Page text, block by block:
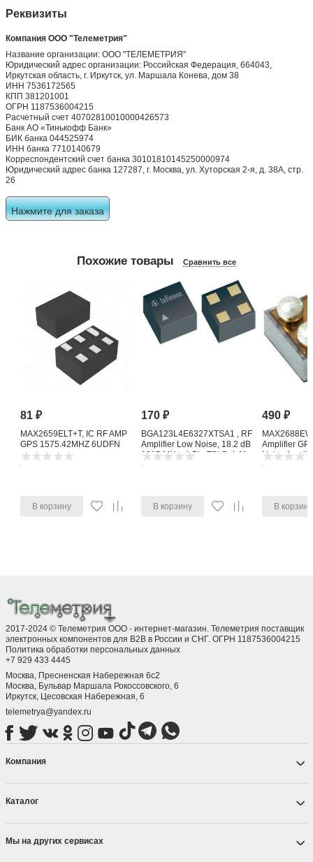
Реквизиты
Компания ООО "Телеметрия"
Название организации: ООО "ТЕЛЕМЕТРИЯ"
Юридический адрес организации: Российская Федерация, 664043,
Иркутская область, г. Иркутск, ул. Маршала Конева, дом 38
ИНН 7536172565
КПП 381201001
ОГРН 1187536004215
Расчетный счет 40702810010000426573
Банк АО «Тинькофф Банк»
БИК банка 044525974
ИНН банка 7710140679
Корреспондентский счет банка 30101810145250000974
Юридический адрес банка 127287, г. Москва, ул. Хуторская 2-я, д. 38А, стр.
26
Нажмите для заказа
Похожие товары Сравнить все
81₽
MAX2659ELT+T, IC RF AMP
GPS 1575.42MHZ 6UDFN
В корзину
170₽
BGA123L4E6327XTSA1 , RF
Amplifier Low Noise, 18.2 dB
1615 MHz, 4-Pin TSLP-4-11
В корзину
490₽
Amplifier
Noise
В корзину
2017-2024 © Телеметрия ООО - интернет-магазин. Телеметрия поставщик
электронных компонентов для B2B в России и СНГ. ОГРН 1187536004215
Политика обработки персональных данных
+7 929 433 4445
Москва, Пресненская Набережная 6с2
Москва, ​Бульвар Маршала Рокоссовского, 6
Иркутск, ​Цесовская Набережная, 6
telemetrya@yandex.ru
Компания
Каталог
Мы на других сервисах